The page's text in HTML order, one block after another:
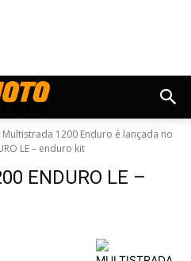
1200 Enduro é lançada no
LE – enduro kit
ENDURO LE –